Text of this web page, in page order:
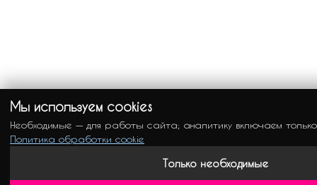
Мы используем cookies
Необходимые — для работы сайта; аналитику включаем
Политика обработки cookie
Только необходимые